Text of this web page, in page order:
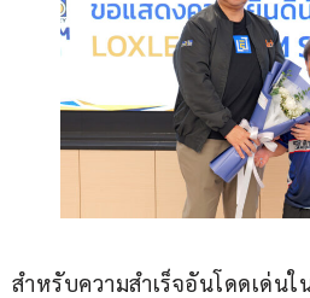
สำหรับความสำเร็จอันโดดเด่น